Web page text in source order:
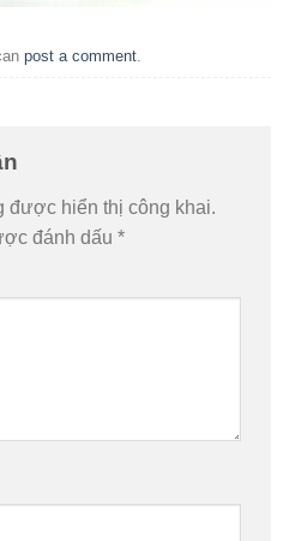
post a comment
được hiển thị công khai.
đánh dấu *